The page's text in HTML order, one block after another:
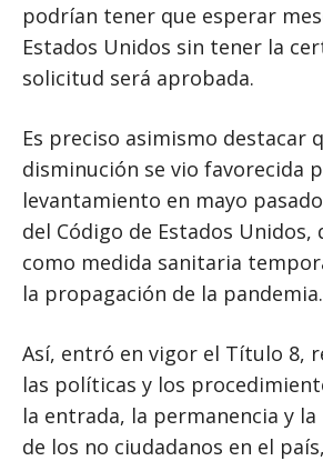
podrían tener que esperar
Estados Unidos sin tener la
solicitud será aprobada.
Es preciso asimismo destacar
disminución se vio favorecida
levantamiento en mayo
del Código de Estados Unidos,
como medida sanitaria
la propagación de la pandemia.
Así, entró en vigor el Título 8,
las políticas y los
la entrada, la permanencia y
de los no ciudadanos en el